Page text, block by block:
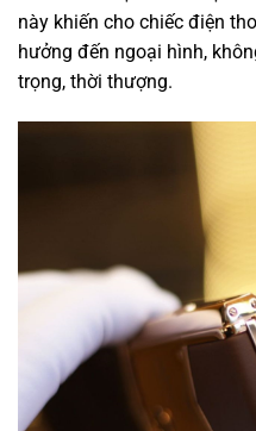
này khiến cho chiếc điện
hưởng đến ngoại hình,
trọng, thời thượng.